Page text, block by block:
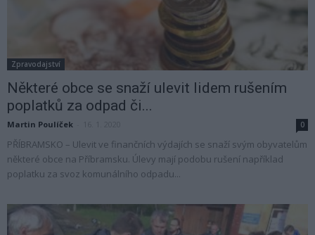
Zpravodajství
Některé obce se snaží ulevit lidem rušením
poplatků za odpad či...
Martin Poulíček 0
PŘÍBRAMSKO – Ulevit ve finančních výdajích se snaží svým obyvatelům
některé obce na Příbramsku. Úlevy mají podobu rušení například
poplatku za svoz komunálního odpadu...